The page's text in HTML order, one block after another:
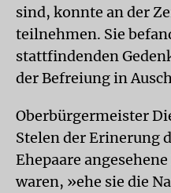
sind, konnte an der
teilnehmen. Sie
stattfindenden
der Befreiung in
Oberbürgermeister
Stelen der Erinerung
Ehepaare
waren, »ehe sie die